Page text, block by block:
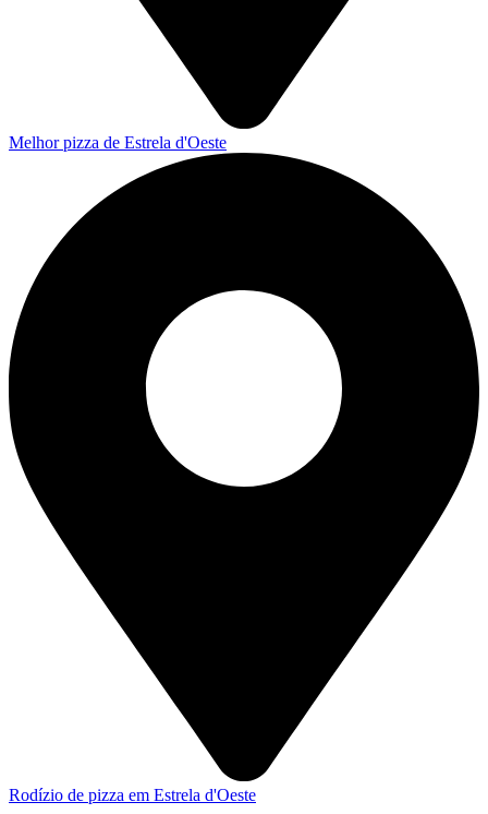
Melhor pizza de Estrela d'Oeste
Rodízio de pizza em Estrela d'Oeste